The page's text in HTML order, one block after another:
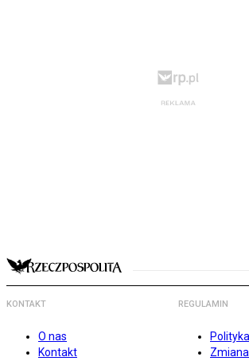
KONTAKT
O nas
Kontakt
REGULAMIN